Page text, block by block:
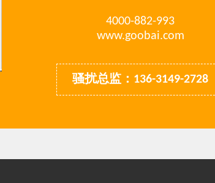
4000-882-993
www.goobai.com
骚扰总监：136-3149-2728